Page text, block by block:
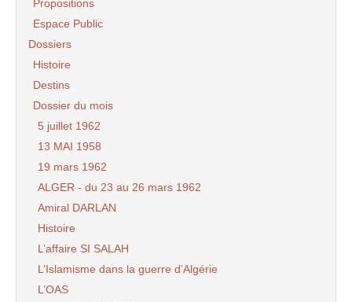
Propositions
Espace Public
Dossiers
Histoire
Destins
Dossier du mois
5 juillet 1962
13 MAI 1958
19 mars 1962
ALGER - du 23 au 26 mars 1962
Amiral DARLAN
Histoire
L’affaire SI SALAH
L’Islamisme dans la guerre d’Algérie
L’OAS